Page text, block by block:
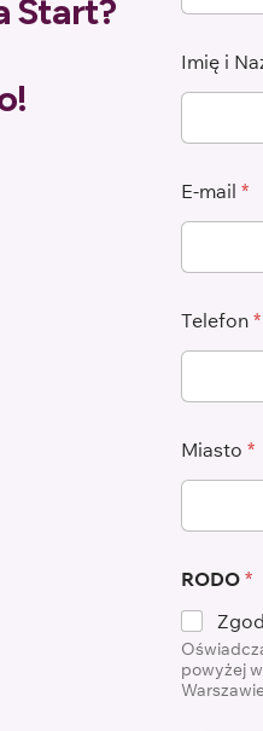
Start?
Imię i
E-mail *
Telefon *
Miasto *
RODO *
powyżej